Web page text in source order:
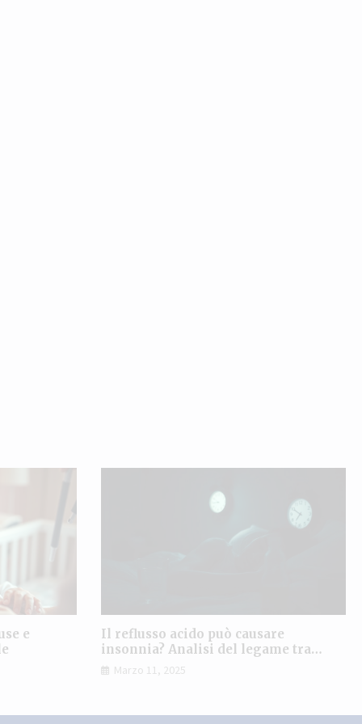
e
Il reflusso acido può causare
insonnia? Analisi del legame tra
digestione e sonno
Marzo 11, 2025